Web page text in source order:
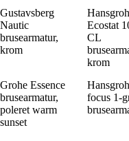
Gustavsberg
Nautic
brusearmatur,
krom
Ecostat
CL
krom
Grohe Essence
brusearmatur,
poleret warm
sunset
focus 1-